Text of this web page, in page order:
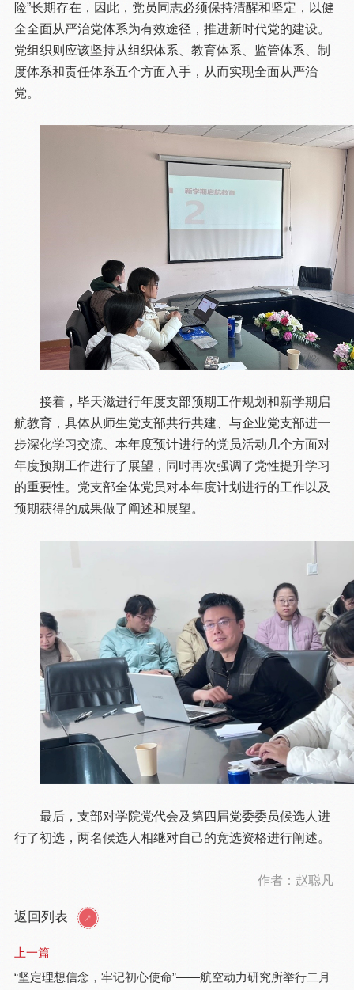
险”长期存在，因此，党员同志必须保持清醒和坚定，以健
全全面从严治党体系为有效途径，推进新时代党的建设。
党组织则应该坚持从组织体系、教育体系、监管体系、制
度体系和责任体系五个方面入手，从而实现全面从严治
党。
接着，毕天滋进行年度支部预期工作规划和新学期启
航教育，具体从师生党支部共行共建、与企业党支部进一
步深化学习交流、本年度预计进行的党员活动几个方面对
年度预期工作进行了展望，同时再次强调了党性提升学习
的重要性。党支部全体党员对本年度计划进行的工作以及
预期获得的成果做了阐述和展望。
最后，支部对学院党代会及第四届党委委员候选人进
行了初选，两名候选人相继对自己的竞选资格进行阐述。
作者：赵聪凡
返回列表
上一篇
“坚定理想信念，牢记初心使命”——航空动力研究所举行二月